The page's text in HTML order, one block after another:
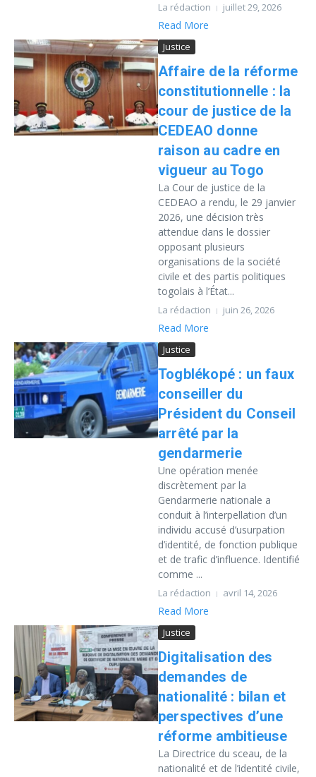
La rédaction juillet 29, 2026
Read More
Justice
Affaire de la réforme
constitutionnelle : la
cour de justice de la
CEDEAO donne
raison au cadre en
vigueur au Togo
La Cour de justice de la
CEDEAO a rendu, le 29 janvier
2026, une décision très
attendue dans le dossier
opposant plusieurs
organisations de la société
civile et des partis politiques
togolais à l’État...
La rédaction juin 26, 2026
Read More
Justice
Togblékopé : un faux
conseiller du
Président du Conseil
arrêté par la
gendarmerie
Une opération menée
discrètement par la
Gendarmerie nationale a
conduit à l’interpellation d’un
individu accusé d’usurpation
d’identité, de fonction publique
et de trafic d’influence. Identifié
comme ...
La rédaction avril 14, 2026
Read More
Justice
Digitalisation des
demandes de
nationalité : bilan et
perspectives d’une
réforme ambitieuse
La Directrice du sceau, de la
nationalité et de l’identité civile,